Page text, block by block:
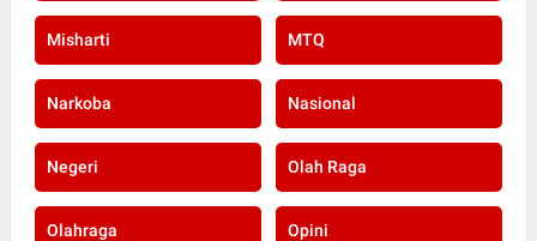
Misharti MTQ
Narkoba Nasional
Negeri Olah Raga
Olahraga Opini